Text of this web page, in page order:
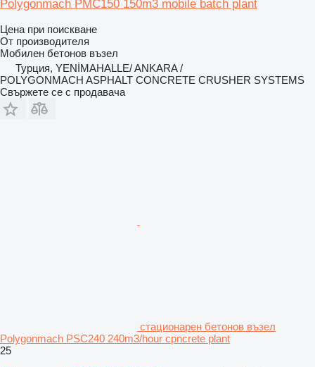
Polygonmach PMC150 150m3 mobile batch plant
Цена при поискване
От производителя
Мобилен бетонов възел
Турция, YENİMAHALLE/ ANKARA /
POLYGONMACH ASPHALT CONCRETE CRUSHER SYSTEMS
Свържете се с продавача
стационарен бетонов възел
Polygonmach PSC240 240m3/hour cpncrete plant
25